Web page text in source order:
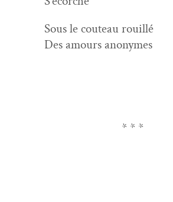
Sous le couteau rouillé
Des amours anonymes
* * *